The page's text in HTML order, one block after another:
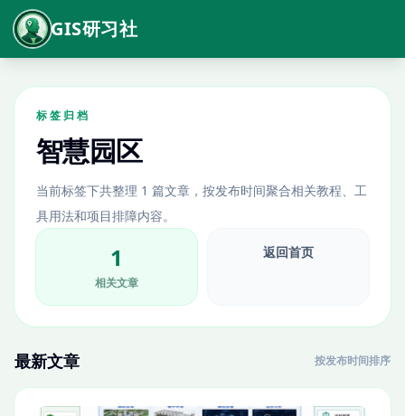
GIS研习社
标签归档
智慧园区
当前标签下共整理 1 篇文章，按发布时间聚合相关教程、工
具用法和项目排障内容。
1
相关文章
返回首页
最新文章 按发布时间排序